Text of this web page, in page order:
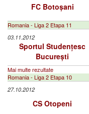
FC Botoșani
Romania - Liga 2 Etapa 11
03.11.2012
Sportul Studențesc
București
Mai multe rezultate
Romania - Liga 2 Etapa 10
27.10.2012
CS Otopeni